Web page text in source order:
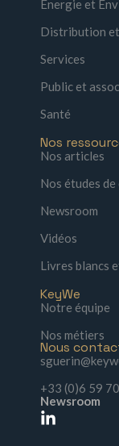
Énergie et
Distribution
Services
Public et
Santé
Nos
Nos articles
Nos études de
Newsroom
Vidéos
Livres blancs
KeyWe
Notre équipe
Nos métiers
Nous
+33 (0)6 59
Newsroom